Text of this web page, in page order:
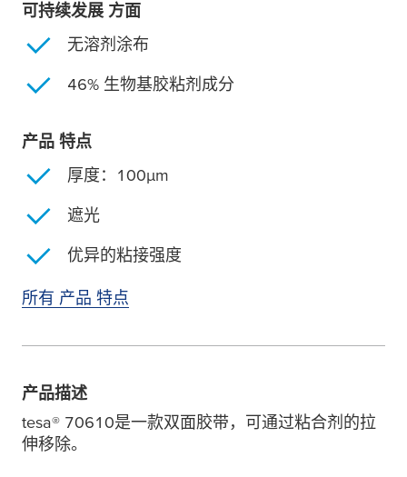
可持续发展 方面
无溶剂涂布
46% 生物基胶粘剂成分
产品 特点
厚度：100µm
遮光
优异的粘接强度
所有 产品 特点
产品描述
tesa® 70610是一款双面胶带，可通过粘合剂的拉
伸移除。